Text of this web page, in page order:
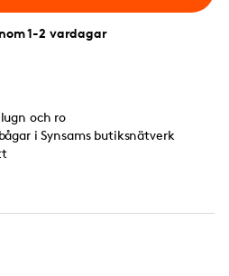
1-2 vardagar
och ro
i Synsams butiksnätverk